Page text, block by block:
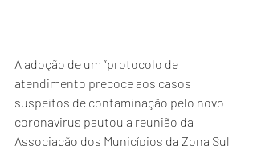
A adoção de um “protocolo de
atendimento precoce aos casos
suspeitos de contaminação pelo novo
coronavirus pautou a reunião da
Associação dos Municípios da Zona Sul